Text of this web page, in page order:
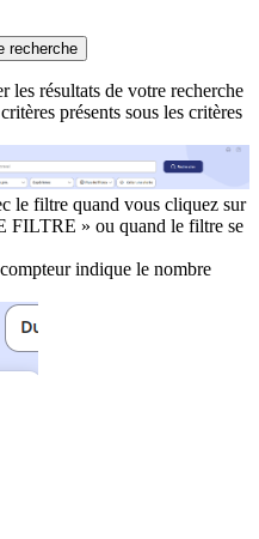
recherche
les résultats de votre recherche
présents sous les critères
le filtre quand vous cliquez sur
» ou quand le filtre se
indique le nombre